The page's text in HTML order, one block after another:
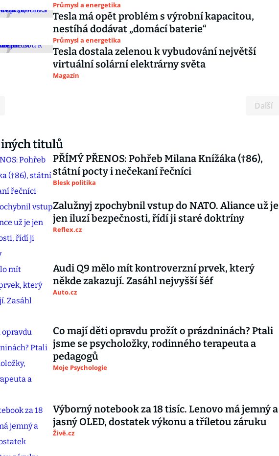
Průmysl a energetika
Tesla má opět problém s výrobní kapacitou,
nestíhá dodávat „domácí baterie“
Průmysl a energetika
Tesla dostala zelenou k vybudování největší
virtuální solární elektrárny světa
Magazín
Další
titulů
PŘÍMÝ PŘENOS: Pohřeb Milana Knížáka (†86),
státní pocty i nečekaní řečníci
Blesk politika
Zalužnyj zpochybnil vstup do NATO. Aliance už je
jen iluzí bezpečnosti, řídí ji staré doktríny
Reflex.cz
Audi Q9 mělo mít kontroverzní prvek, který
někde zakazují. Zasáhl nejvyšší šéf
Auto.cz
Co mají děti opravdu prožít o prázdninách? Ptali
jsme se psycholožky, rodinného terapeuta a
pedagogů
Moje Psychologie
Výborný notebook za 18 tisíc. Lenovo má jemný a
jasný OLED, dostatek výkonu a tříletou záruku
Živě.cz